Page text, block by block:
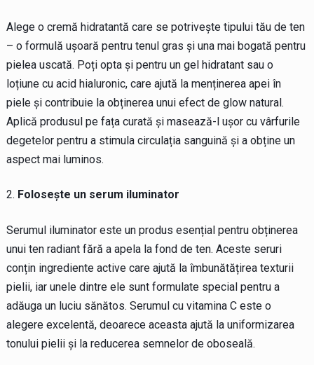
Alege o cremă hidratantă care se potrivește tipului tău de ten
– o formulă ușoară pentru tenul gras și una mai bogată pentru
pielea uscată. Poți opta și pentru un gel hidratant sau o
loțiune cu acid hialuronic, care ajută la menținerea apei în
piele și contribuie la obținerea unui efect de glow natural.
Aplică produsul pe fața curată și masează-l ușor cu vârfurile
degetelor pentru a stimula circulația sanguină și a obține un
aspect mai luminos.
Folosește un serum iluminator
Serumul iluminator este un produs esențial pentru obținerea
unui ten radiant fără a apela la fond de ten. Aceste seruri
conțin ingrediente active care ajută la îmbunătățirea texturii
pielii, iar unele dintre ele sunt formulate special pentru a
adăuga un luciu sănătos. Serumul cu vitamina C este o
alegere excelentă, deoarece aceasta ajută la uniformizarea
tonului pielii și la reducerea semnelor de oboseală.